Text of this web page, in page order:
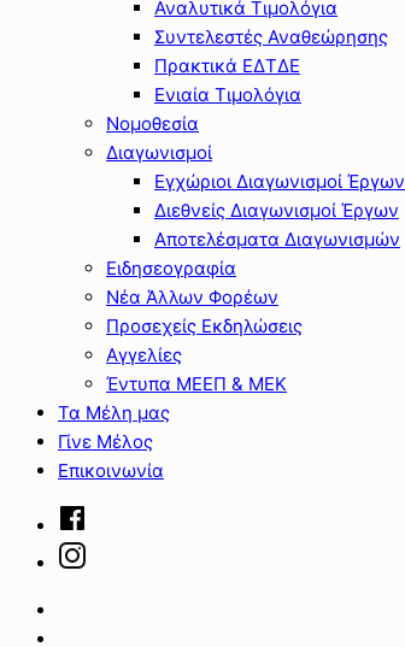
Αναλυτικά Τιμολόγια
Συντελεστές Αναθεώρησης
Πρακτικά ΕΔΤΔΕ
Ενιαία Τιμολόγια
Νομοθεσία
Διαγωνισμοί
Εγχώριοι Διαγωνισμοί Έργων
Διεθνείς Διαγωνισμοί Έργων
Αποτελέσματα Διαγωνισμών
Ειδησεογραφία
Νέα Άλλων Φορέων
Προσεχείς Εκδηλώσεις
Αγγελίες
Έντυπα ΜΕΕΠ & ΜΕΚ
Τα Μέλη μας
Γίνε Μέλος
Επικοινωνία